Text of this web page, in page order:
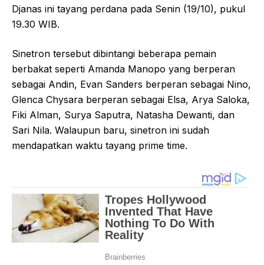
Djanas ini tayang perdana pada Senin (19/10), pukul
19.30 WIB.
Sinetron tersebut dibintangi beberapa pemain
berbakat seperti Amanda Manopo yang berperan
sebagai Andin, Evan Sanders berperan sebagai Nino,
Glenca Chysara berperan sebagai Elsa, Arya Saloka,
Fiki Alman, Surya Saputra, Natasha Dewanti, dan
Sari Nila. Walaupun baru, sinetron ini sudah
mendapatkan waktu tayang prime time.